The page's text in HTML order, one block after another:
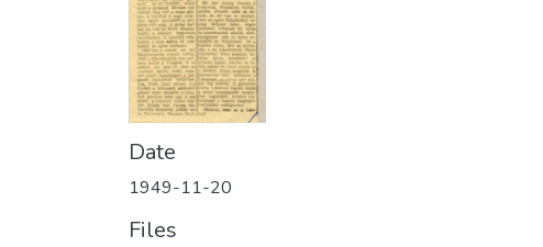
Date
1949-11-20
Files